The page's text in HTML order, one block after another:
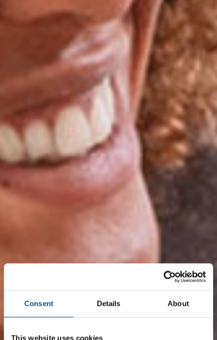
Consent Details About
This website uses cookies